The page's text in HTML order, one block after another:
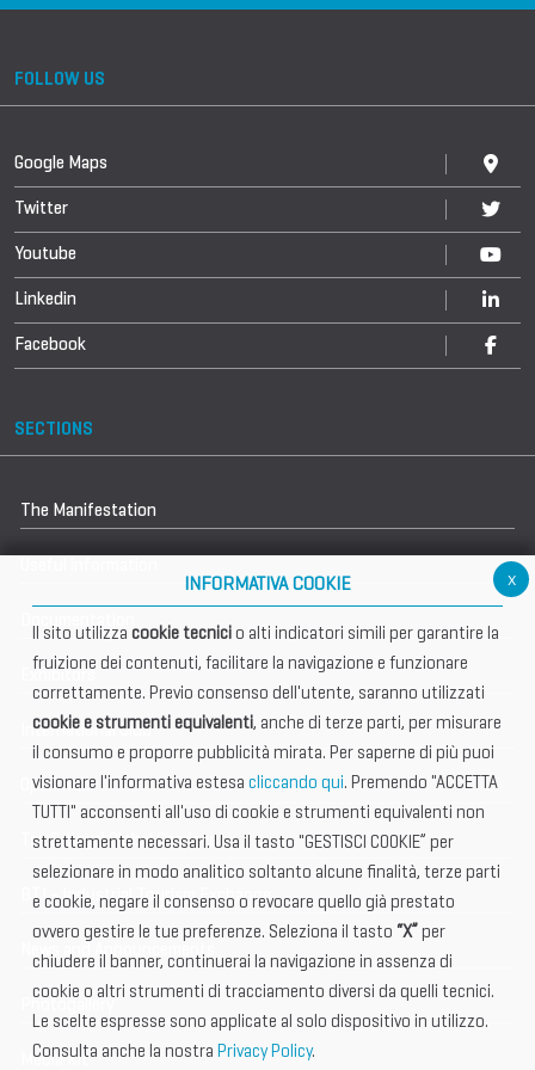
FOLLOW US
Google Maps
Twitter
Youtube
Linkedin
Facebook
SECTIONS
The Manifestation
Exhibitors
International Club
Open Hub
Tax & Legal Global Services
BTI - Industrial Tourism Exchange
News and Announcements
Photogallery
Media Kit
x
INFORMATIVA COOKIE
Il sito utilizza cookie tecnicio alti indicatori simili per garantire la
fruizione dei contenuti, facilitare la navigazione e funzionare
correttamente. Previo consenso dell'utente, saranno utilizzati
cookie e strumenti equivalenti, anche di terze parti, per misurare
il consumo e proporre pubblicità mirata. Per saperne di più puoi
visionare l'informativa estesa cliccando qui. Premendo "ACCETTA
TUTTI" acconsenti all'uso di cookie e strumenti equivalenti non
strettamente necessari. Usa il tasto "GESTISCI COOKIE” per
selezionare in modo analitico soltanto alcune finalità, terze parti
e cookie, negare il consenso o revocare quello già prestato
ovvero gestire le tue preferenze. Seleziona il tasto “X” per
chiudere il banner, continuerai la navigazione in assenza di
cookie o altri strumenti di tracciamento diversi da quelli tecnici.
Le scelte espresse sono applicate al solo dispositivo in utilizzo.
Consulta anche la nostra Privacy Policy.